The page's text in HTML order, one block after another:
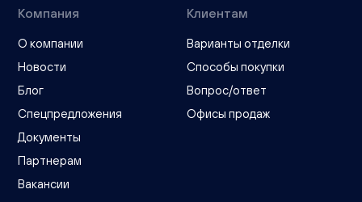
Компания
О компании
Новости
Блог
Спецпредложения
Документы
Партнерам
Вакансии
Клиентам
Варианты отделки
Способы покупки
Вопрос/ответ
Офисы продаж